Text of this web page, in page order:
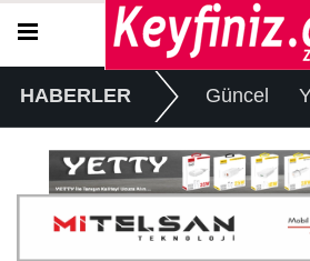
HABERLER Güncel